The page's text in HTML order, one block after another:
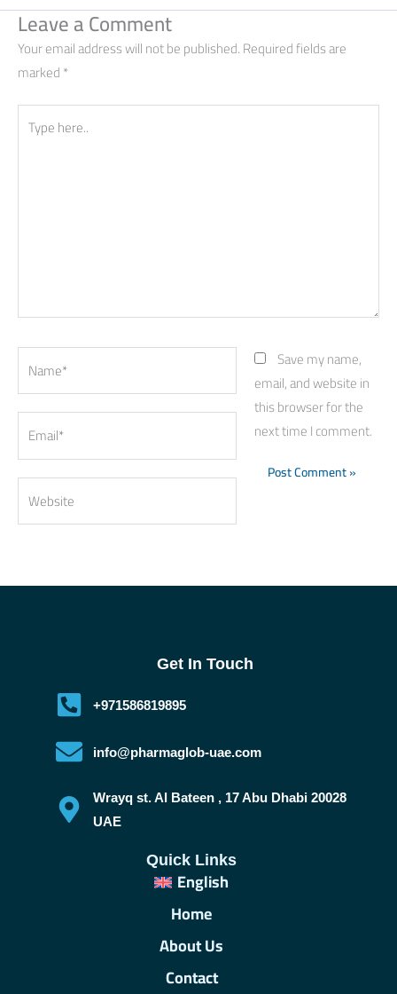
Leave a Comment
Your email address will not be published.Required fields are
marked*
here..
Save my name,
email, and website in
this browser for the
next time I comment.
Get In Touch
+971586819895
info@pharmaglob-uae.com
Wrayq st. Al Bateen , 17 Abu Dhabi 20028
UAE
Quick Links
English
Home
About Us
Contact